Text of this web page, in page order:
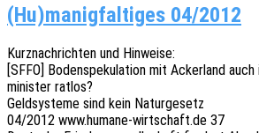
(Hu)manigfaltiges 04/2012
Kurz­nach­rich­ten und Hinweise:
[SFFO] Boden­spe­ku­la­ti­on mit Acker­land
mi­nis­ter ratlos?
Geld­sys­te­me sind kein Naturgesetz
04/2012 www.humane-wirtschaft.de 37